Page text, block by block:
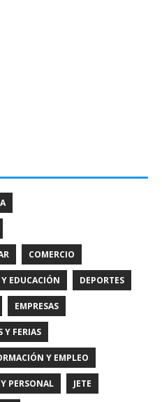
COMERCIO
EDUCACIÓN DEPORTES
EMPRESAS
Y FERIAS
Y EMPLEO
PERSONAL JETE